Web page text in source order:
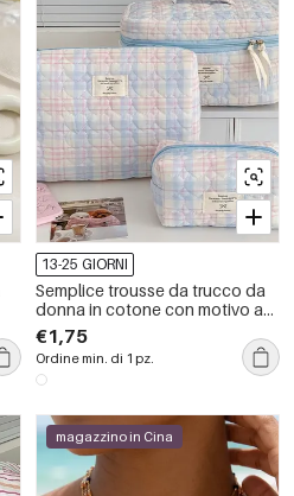
13-25 GIORNI
Semplice trousse da trucco da
donna in cotone con motivo a
cuori e quadri.
€1,75
Ordine min. di 1 pz.
magazzino in Cina